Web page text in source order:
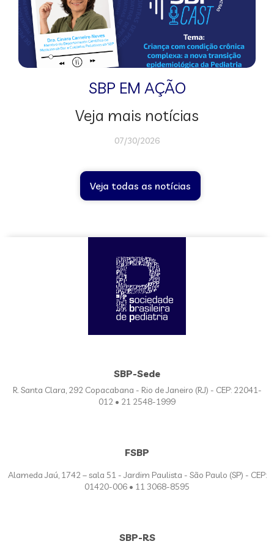
SBP EM AÇÃO
Veja mais notícias
07/30/2026
Veja todas as notícias
SBP-Sede
R. Santa Clara, 292 Copacabana - Rio de Janeiro (RJ) - CEP: 22041-
012 • 21 2548-1999
FSBP
Alameda Jaú, 1742 – sala 51 - Jardim Paulista - São Paulo (SP) - CEP:
01420-006 • 11 3068-8595
SBP-RS